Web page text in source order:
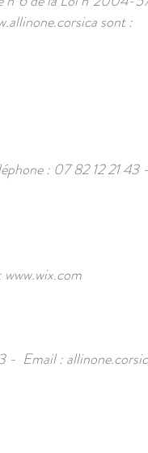
sont :
: 07 82 12 21
www.wix.com
- Email :